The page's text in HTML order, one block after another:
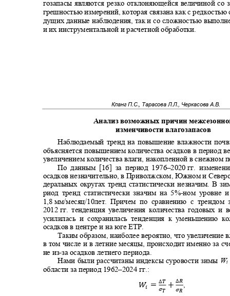
гозапасы являются резко отклоняющейся величиной
грешностью измерений, которая связана как с
дущих данные наблюдения, так и со сложностью
и их инструментальной и расчетной обработки.
Кланг П.С., Тарасова Л.Л., Черкасова А.В.
Анализ возможных причин
изменчивости влагозапасов
Наблюдаемый тренд на повышение влажности
объясняется повышением количества осадков в период
увеличением количества влаги, накопленной в снежном
По данным [16] за период 1976‒2020гг.
осадков незначительно, в Приволжском, Южном и
деральных округах тренд статистически незначим. В
риод тренд статистически значим на 5%-ном уровне и
1,8 мм/месяц/10лет. Причем по сравнению с трендом
2012 гг. тенденция увеличения количества годовых и
усилилась и сохранилась тенденция к уменьшению
осадков в центре и на юге ЕТР.
Таким образом, наиболее вероятно, что
в том числе и в летние месяцы, происходит именно за
не из-за осадков летнего периода.
Нами были рассчитаны индексы суровости зимы W
области за период 1962–2024 гг.:
∆푅
푊 = 휎
푇 + ,
푖 휎ꢁ
ꢀ